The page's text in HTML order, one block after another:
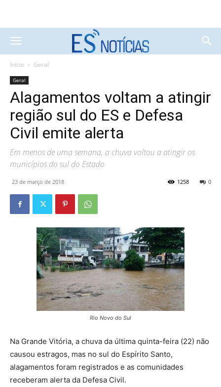
Início Geral
Geral
Alagamentos voltam a atingir
região sul do ES e Defesa
Civil emite alerta
Em menos de uma semana, a chuva voltou a atingir os
municípios do sul do Estado
23 de março de 2018 0
1258
Rio Novo do Sul
Na Grande Vitória, a chuva da última quinta-feira (22) não
causou estragos, mas no sul do Espírito Santo,
alagamentos foram registrados e as comunidades
receberam alerta da Defesa Civil.